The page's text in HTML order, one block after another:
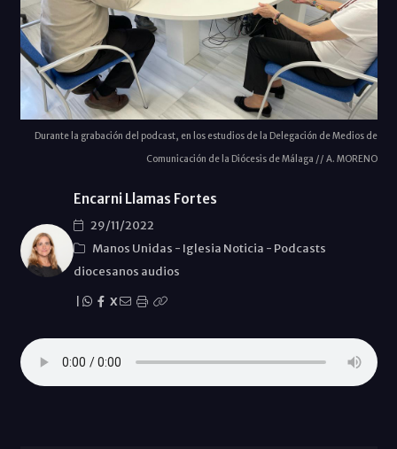
Durante la grabación del podcast, en los estudios de la Delegación de Medios de
Comunicación de la Diócesis de Málaga // A. MORENO
Encarni Llamas Fortes
29/11/2022
Manos Unidas - Iglesia Noticia - Podcasts
diocesanos audios
X